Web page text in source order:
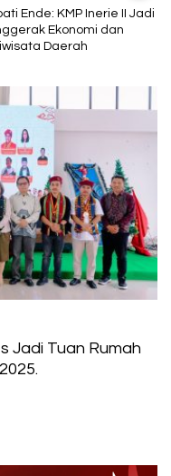
Ende: KMP Inerie II Jadi
Ekonomi dan
Daerah
Jadi Tuan Rumah